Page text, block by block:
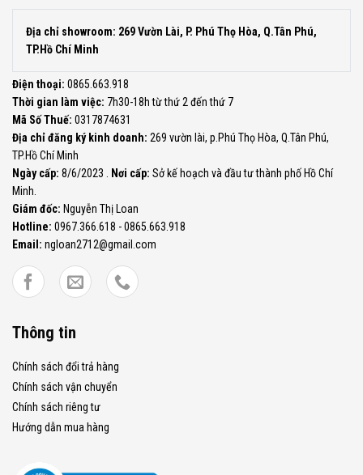
Địa chỉ showroom: 269 Vườn Lài, P. Phú Thọ Hòa, Q.Tân Phú,
TP.Hồ Chí Minh
Điện thoại: 0865.663.918
Thời gian làm việc: 7h30-18h từ thứ 2 đến thứ 7
Mã Số Thuế: 0317874631
Địa chỉ đăng ký kinh doanh: 269 vườn lài, p.Phú Thọ Hòa, Q.Tân Phú,
TP.Hồ Chí Minh
Ngày cấp: 8/6/2023 . Nơi cấp: Sở kế hoạch và đầu tư thành phố Hồ Chí
Minh.
Giám đốc: Nguyễn Thị Loan
Hotline: 0967.366.618 - 0865.663.918
Email: ngloan2712@gmail.com
Thông tin
Chính sách đổi trả hàng
Chính sách vận chuyển
Chính sách riêng tư
Hướng dẫn mua hàng